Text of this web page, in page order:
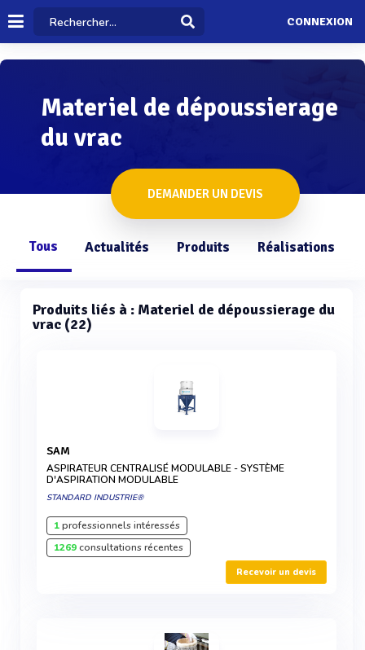
CONNEXION
Materiel de dépoussierage
du vrac
DEMANDER UN DEVIS
Tous Actualités Produits Réalisations
Produits liés à : Materiel de dépoussierage du
vrac (22)
SAM
ASPIRATEUR CENTRALISÉ MODULABLE - SYSTÈME
D'ASPIRATION MODULABLE
STANDARD INDUSTRIE®
1professionnels intéressés
1269consultations récentes
Recevoir un devis